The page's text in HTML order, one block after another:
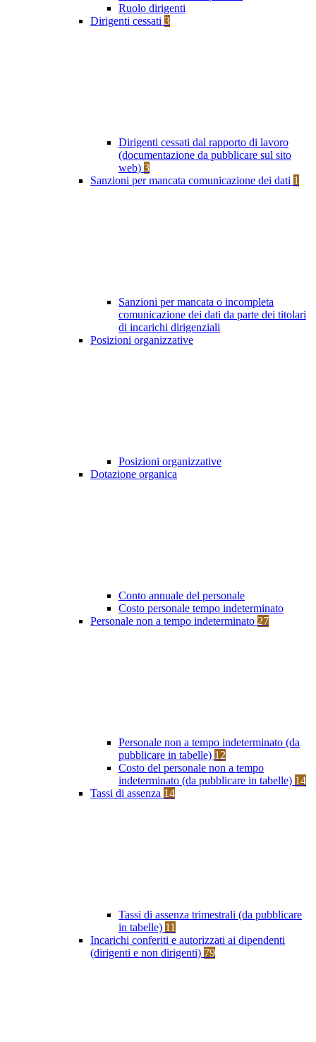
Ruolo dirigenti
Dirigenti cessati 3
Dirigenti cessati dal rapporto di lavoro
(documentazione da pubblicare sul sito
web) 3
Sanzioni per mancata comunicazione dei dati 1
Sanzioni per mancata o incompleta
comunicazione dei dati da parte dei titolari
di incarichi dirigenziali
Posizioni organizzative
Posizioni organizzative
Dotazione organica
Conto annuale del personale
Costo personale tempo indeterminato
Personale non a tempo indeterminato 27
Personale non a tempo indeterminato (da
pubblicare in tabelle) 12
Costo del personale non a tempo
indeterminato (da pubblicare in tabelle) 14
Tassi di assenza 14
Tassi di assenza trimestrali (da pubblicare
in tabelle) 11
Incarichi conferiti e autorizzati ai dipendenti
(dirigenti e non dirigenti) 79